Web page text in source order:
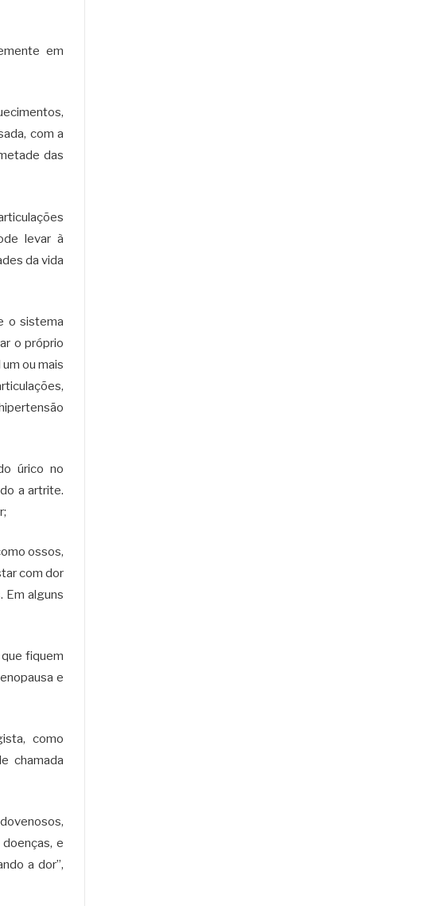
em
com a
das
levar à
da vida
o sistema
o próprio
ou mais
úrico no
a artrite.
ossos,
com dor
Em alguns
fiquem
e
como
chamada
e
a dor”,